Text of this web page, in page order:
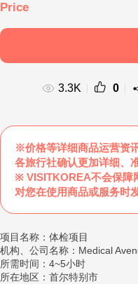
3.3K 0
※价格等详细商品运营资
各旅行社确认更加详细、
※ VISITKOREA不会保障
对您在使用商品或服务时
项目名称：体检项目
机构、公司名称：Medical
所需时间：4~5小时
所在地区：首尔特别市